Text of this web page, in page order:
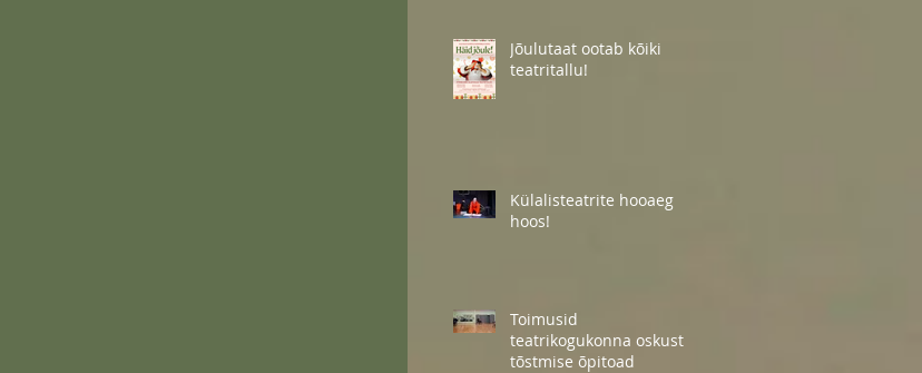
Jõulutaat ootab kõiki
teatritallu!
Külalisteatrite hooaeg
hoos!
Toimusid
teatrikogukonna oskuste
tõstmise õpitoad